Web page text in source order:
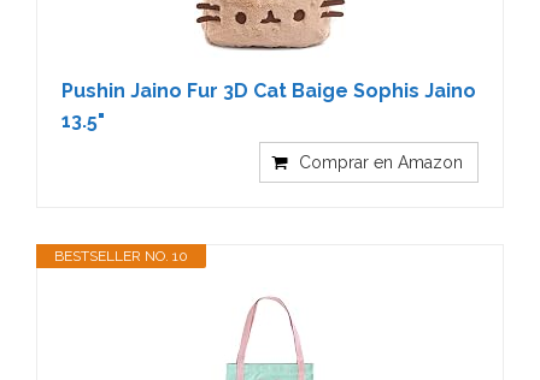
Pushin Jaino Fur 3D Cat Baige Sophis Jaino
13.5"
Comprar en Amazon
BESTSELLER NO. 10